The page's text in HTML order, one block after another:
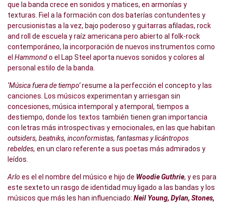
que la banda crece en sonidos y matices, en armonías y
texturas. Fiel a la formación con dos baterías contundentes y
percusionistas a la vez, bajo poderoso y guitarras afiladas, rock
and roll de escuela y raíz americana pero abierto al folk-rock
contemporáneo, la incorporación de nuevos instrumentos como
el Hammondo el Lap Steel aporta nuevos sonidos y colores al
personal estilo de la banda.
‘Música fuera de tiempo’resume a la perfección el concepto y las
canciones. Los músicos experimentan y arriesgan sin
concesiones, música intemporal y atemporal, tiempos a
destiempo, donde los textos también tienen gran importancia
con letras más introspectivas y emocionales, en las que habitan
outsiders, beatniks, inconformistas, fantasmas y licántropos
rebeldes, en un claro referente a sus poetas más admirados y
leídos.
Arlo es el el nombre del músico e hijo de Woodie Guthrie, y es para
este sexteto un rasgo de identidad muy ligado a las bandas y los
músicos que más les han influenciado: Neil Young, Dylan, Stones,